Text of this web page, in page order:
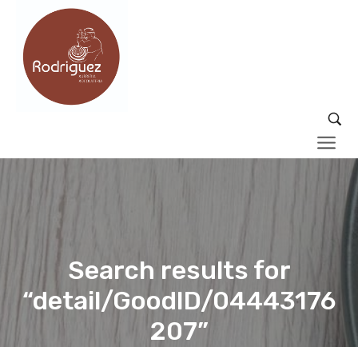
Search results for
“detail/GoodID/04443176
207”